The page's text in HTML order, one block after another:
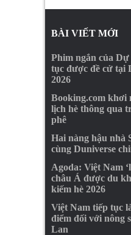
BÀI VIẾT MỚI
Phim ngắn của
tục được đề cử tại
2026
Booking.com khơi
lịch hè thông qua
phê
Hai nàng hậu nhà
cùng Duniverse
Agoda: Việt Nam
châu Á được du
kiếm hè 2026
Việt Nam tiếp tục
điểm đối với nông
Lan